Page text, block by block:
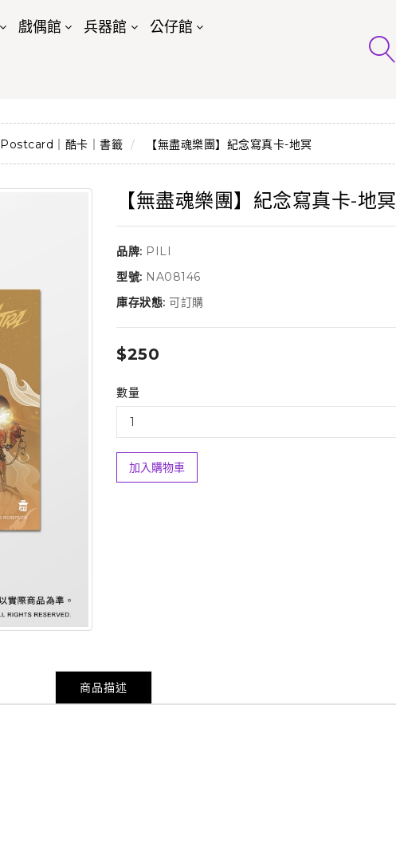
戲偶館 兵器館 公仔館
Postcard｜酷卡｜書籤 【無盡魂樂團】紀念寫真卡-地冥
【無盡魂樂團】紀念寫真卡-地冥
品牌: PILI
型號: NA08146
庫存狀態: 可訂購
$250
數量
加入購物車
商品描述